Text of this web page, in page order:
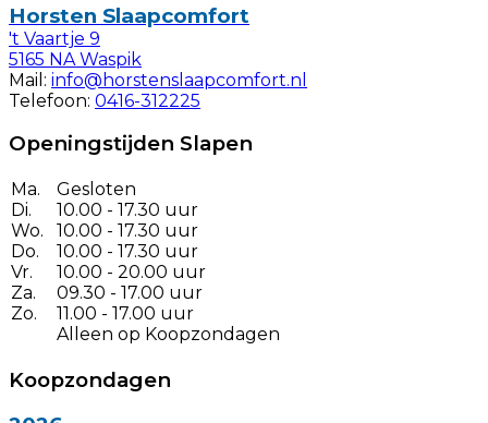
Horsten Slaapcomfort
't Vaartje 9
5165 NA Waspik
Mail: info@horstenslaapcomfort.nl
Telefoon: 0416-312225
Openingstijden Slapen
Ma.
Di.
Wo.
Do.
Vr.
Za.
Zo.
Gesloten
10.00 - 17.30 uur
10.00 - 17.30 uur
10.00 - 17.30 uur
10.00 - 20.00 uur
09.30 - 17.00 uur
11.00 - 17.00 uur
Alleen op Koopzondagen
Koopzondagen